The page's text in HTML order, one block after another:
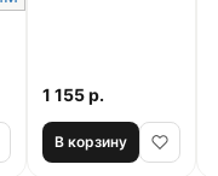
1 155 р.
В корзину